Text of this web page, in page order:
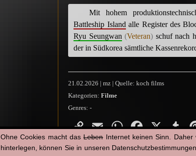
Mit hohem
Battleship Island alle Register des
Ryu Seungwan (Veteran) schuf nach
der in Südkorea sämtliche
21.02.2026 | mz | Quelle: koch films
Kategorien:Filme
Genres:-
Copy
Link
Email X
Ohne Cookies macht dasLebenInternet keinen Sinn. Daher
hinterlegen, können Sie in unseren